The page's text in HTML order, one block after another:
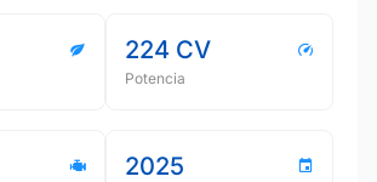
224 CV
Potencia
2025